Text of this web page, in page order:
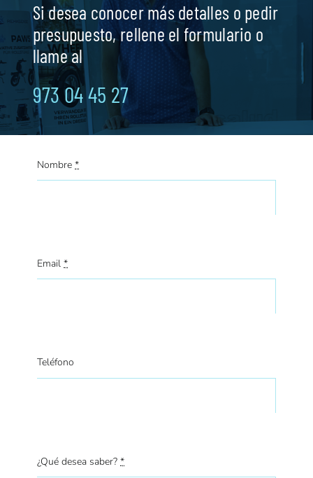
Si desea conocer más detalles o pedir
presupuesto, rellene el formulario o
llame al
973 04 45 27
Nombre*
Email*
Teléfono
¿Qué desea saber?*